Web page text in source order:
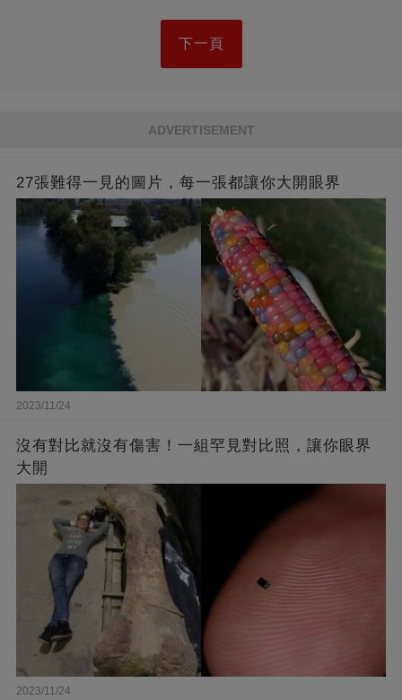
下一頁
ADVERTISEMENT
27張難得一見的圖片，每一張都讓你大開眼界
2023/11/24
沒有對比就沒有傷害！一組罕見對比照，讓你眼界
大開
2023/11/24